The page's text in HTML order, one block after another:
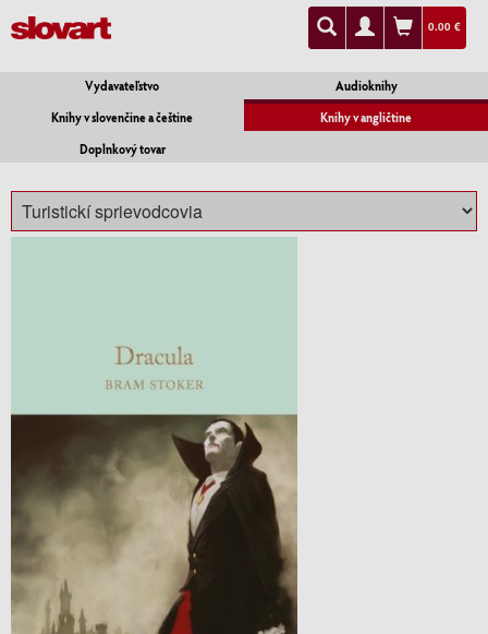
0.00 €
Vydavateľstvo
Audioknihy
Knihy v slovenčine a češtine
Knihy v angličtine
Doplnkový tovar